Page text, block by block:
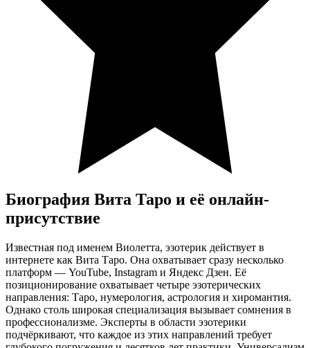
Биография Вита Таро и её онлайн-
присутствие
Известная под именем Виолетта, эзотерик действует в
интернете как Вита Таро. Она охватывает сразу несколько
платформ — YouTube, Instagram и Яндекс Дзен. Её
позиционирование охватывает четыре эзотерических
направления: Таро, нумерология, астрология и хиромантия.
Однако столь широкая специализация вызывает сомнения в
профессионализме. Эксперты в области эзотерики
подчёркивают, что каждое из этих направлений требует